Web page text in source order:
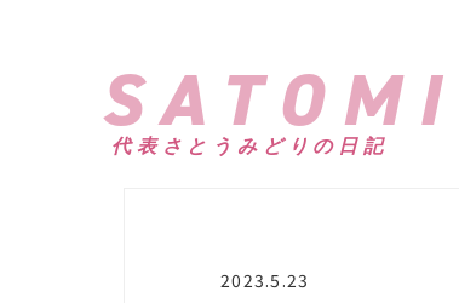
代表さとうみどりの日記
2023.5.23